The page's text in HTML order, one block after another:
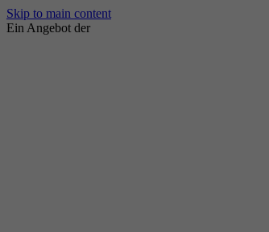
Skip to main content
Ein Angebot der